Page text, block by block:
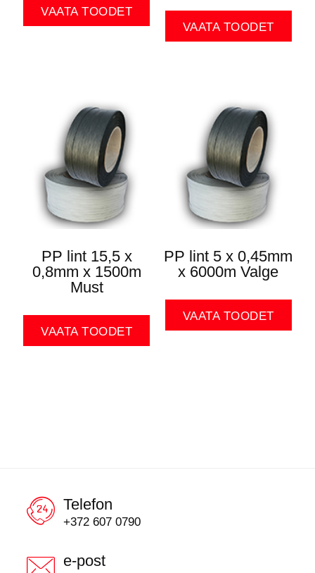
VAATA TOODET
VAATA TOODET
PP lint 15,5 x
0,8mm x 1500m
Must
VAATA TOODET
PP lint 5 x 0,45mm
x 6000m Valge
VAATA TOODET
Telefon
+372 607 0790
e-post